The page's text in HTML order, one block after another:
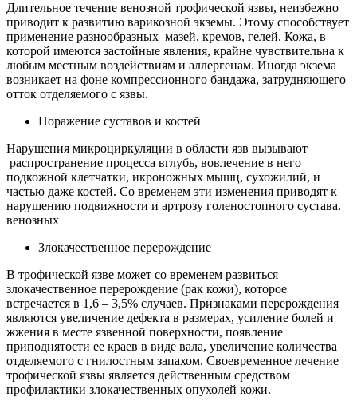
Длительное течение венозной трофической язвы, неизбежно
приводит к развитию варикозной экземы. Этому способствует
применение разнообразных мазей, кремов, гелей. Кожа, в
которой имеются застойные явления, крайне чувствительна к
любым местным воздействиям и аллергенам. Иногда экзема
возникает на фоне компрессионного бандажа, затрудняющего
отток отделяемого с язвы.
Поражение суставов и костей
Нарушения микроциркуляции в области язв вызывают
распространение процесса вглубь, вовлечение в него
подкожной клетчатки, икроножных мышц, сухожилий, и
частью даже костей. Со временем эти изменения приводят к
нарушению подвижности и артрозу голеностопного сустава.
венозных
Злокачественное перерождение
В трофической язве может со временем развиться
злокачественное перерождение (рак кожи), которое
встречается в 1,6 – 3,5% случаев. Признаками перерождения
являются увеличение дефекта в размерах, усиление болей и
жжения в месте язвенной поверхности, появление
приподнятости ее краев в виде вала, увеличение количества
отделяемого с гнилостным запахом. Своевременное лечение
трофической язвы является действенным средством
профилактики злокачественных опухолей кожи.